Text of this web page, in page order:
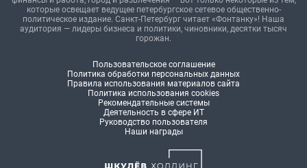
которые освещает ведущее петербургское сетевое общественно-
политическое издание. Санкт-Петербург читает «Фонтанку»! Наша
аудитория — лидеры бизнеса и политики, чиновники, десятки тысяч
горожан.
Пользовательское соглашение
Политика обработки персональных данных
Правила использования материалов сайта
Политика использования cookies
Рекомендательные системы
Деятельность в сфере ИТ
Руководство пользователя
Наши награды